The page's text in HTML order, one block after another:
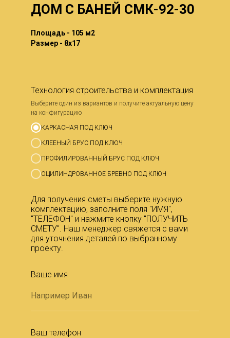
ДОМ С БАНЕЙ СМК-92-30
Площадь - 105 м2
Размер - 8x17
Технология строительства и комплектация
Выберите один из вариантов и получите актуальную цену
на конфигурацию
КАРКАСНАЯ ПОД КЛЮЧ
КЛЕЕНЫЙ БРУС ПОД КЛЮЧ
ПРОФИЛИРОВАННЫЙ БРУС ПОД КЛЮЧ
ОЦИЛИНДРОВАННОЕ БРЕВНО ПОД КЛЮЧ
Для получения сметы выберите нужную
комплектацию, заполните поля "ИМЯ",
"ТЕЛЕФОН" и нажмите кнопку "ПОЛУЧИТЬ
СМЕТУ". Наш менеджер свяжется с вами
для уточнения деталей по выбранному
проекту.
Ваше имя
Ваш телефон